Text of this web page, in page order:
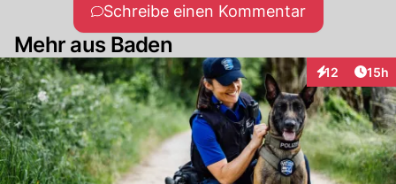
Schreibe einen Kommentar
Mehr aus Baden
12
Interaktionen
15h